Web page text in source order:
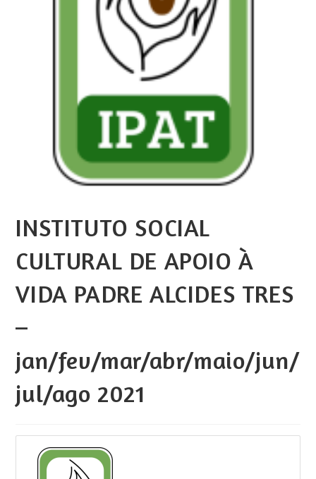
INSTITUTO SOCIAL
CULTURAL DE APOIO À
VIDA PADRE ALCIDES TRES
–
jan/fev/mar/abr/maio/jun/
jul/ago 2021